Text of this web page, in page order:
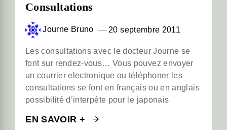
Consultations
Journe Bruno 20 septembre 2011
Les consultations avec le docteur Journe se
font sur rendez-vous… Vous pouvez envoyer
un courrier electronique ou téléphoner les
consultations se font en français ou en anglais
possibilité d’interpète pour le japonais
EN SAVOIR +